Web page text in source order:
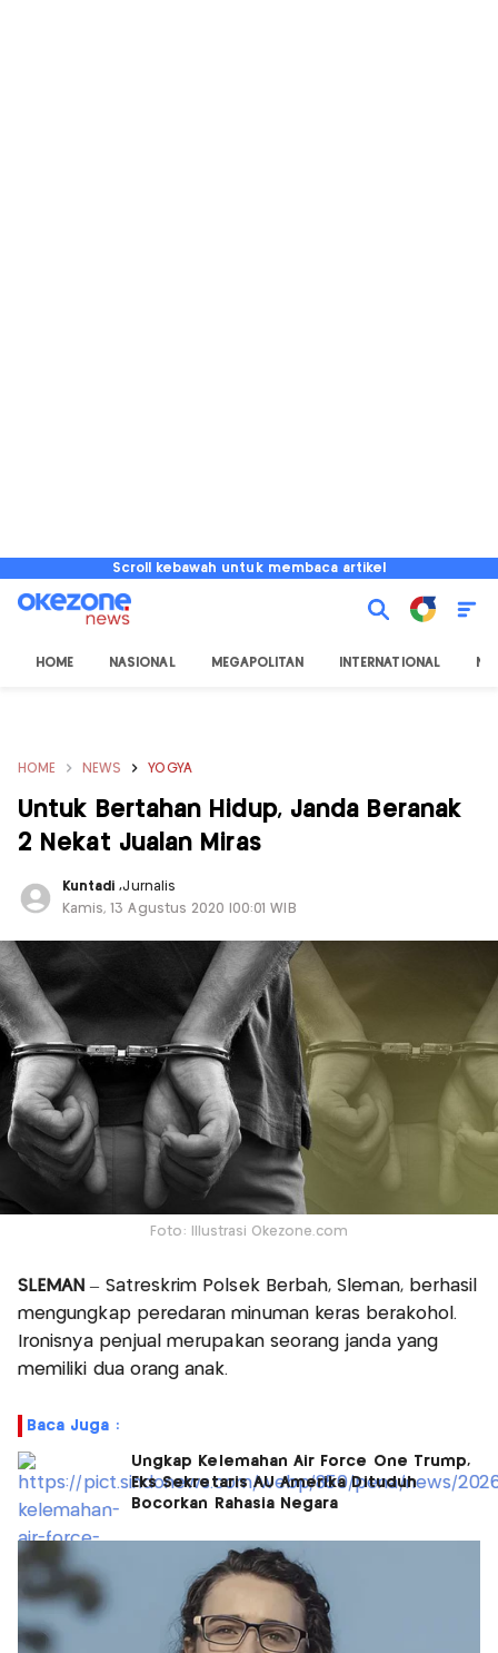
Scroll kebawah untuk membaca artikel
HOME NASIONAL MEGAPOLITAN INTERNATIONAL
HOME NEWS YOGYA
Untuk Bertahan Hidup, Janda Beranak
2 Nekat Jualan Miras
Kuntadi,Jurnalis
Kamis, 13 Agustus 2020 |00:01 WIB
Foto: Illustrasi Okezone.com
SLEMAN – Satreskrim Polsek Berbah, Sleman, berhasil
mengungkap peredaran minuman keras berakohol.
Ironisnya penjual merupakan seorang janda yang
memiliki dua orang anak.
Baca Juga :
Ungkap Kelemahan Air Force One Trump,
Eks Sekretaris AU Amerika Dituduh
Bocorkan Rahasia Negara